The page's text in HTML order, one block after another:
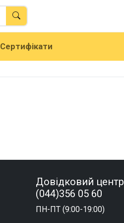
Сертифікати
Довідковий центр
(044)356 05 60
ПН-ПТ (9:00-19:00)